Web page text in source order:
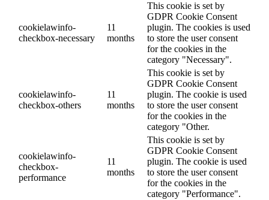
cookielawinfo-
checkbox-necessary
11
months
This cookie is set by
GDPR Cookie Consent
plugin. The cookies is used
to store the user consent
for the cookies in the
category "Necessary".
cookielawinfo-
checkbox-others
11
months
This cookie is set by
GDPR Cookie Consent
plugin. The cookie is used
to store the user consent
for the cookies in the
category "Other.
cookielawinfo-
checkbox-
performance
11
months
This cookie is set by
GDPR Cookie Consent
plugin. The cookie is used
to store the user consent
for the cookies in the
category "Performance".